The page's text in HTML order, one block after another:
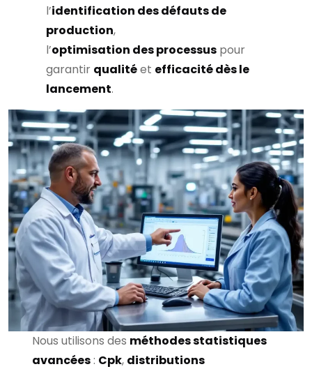
l’identification des défauts de
production,
l’optimisation des processuspour
garantir qualitéet efficacité dès le
lancement.
Nous utilisons des méthodes statistiques
avancées: Cpk, distributions